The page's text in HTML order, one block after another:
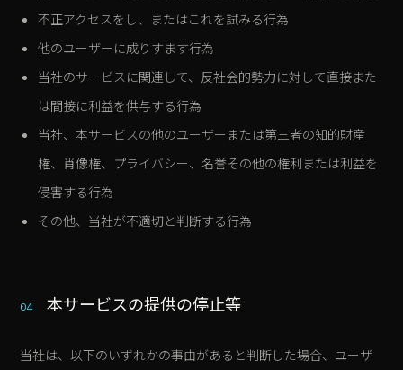
不正アクセスをし、またはこれを試みる行為
他のユーザーに成りすます行為
当社のサービスに関連して、反社会的勢力に対して直接また
は間接に利益を供与する行為
当社、本サービスの他のユーザーまたは第三者の知的財産
権、肖像権、プライバシー、名誉その他の権利または利益を
侵害する行為
その他、当社が不適切と判断する行為
04 本サービスの提供の停止等
当社は、以下のいずれかの事由があると判断した場合、ユーザ